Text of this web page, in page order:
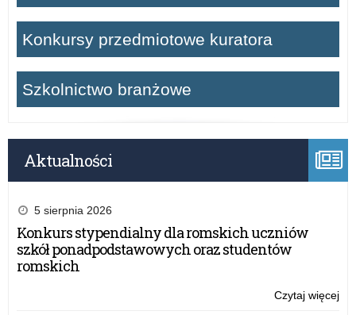
Konkursy przedmiotowe kuratora
Szkolnictwo branżowe
Aktualności
5 sierpnia 2026
Konkurs stypendialny dla romskich uczniów
szkół ponadpodstawowych oraz studentów
romskich
Czytaj więcej